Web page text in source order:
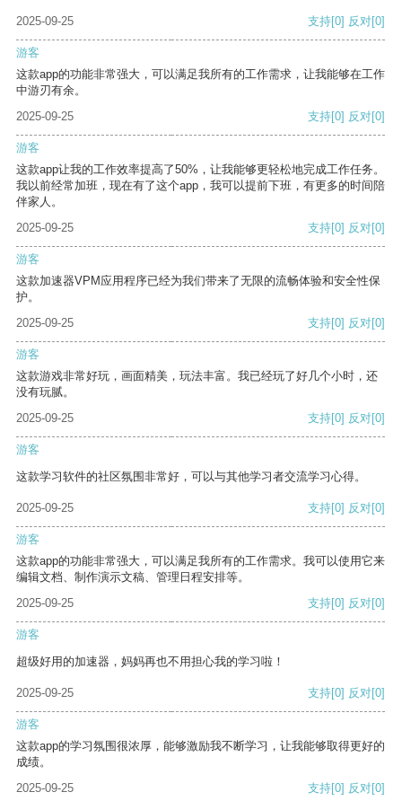
2025-09-25 支持[0] 反对[0]
游客
这款app的功能非常强大，可以满足我所有的工作需求，让我能够在工作
中游刃有余。
2025-09-25
支持[0] 反对[0]
游客
这款app让我的工作效率提高了50%，让我能够更轻松地完成工作任务。
我以前经常加班，现在有了这个app，我可以提前下班，有更多的时间陪
伴家人。
2025-09-25
支持[0] 反对[0]
游客
这款加速器VPM应用程序已经为我们带来了无限的流畅体验和安全性保
护。
2025-09-25
支持[0] 反对[0]
游客
这款游戏非常好玩，画面精美，玩法丰富。我已经玩了好几个小时，还
没有玩腻。
2025-09-25
支持[0] 反对[0]
游客
这款学习软件的社区氛围非常好，可以与其他学习者交流学习心得。
2025-09-25 支持[0] 反对[0]
游客
这款app的功能非常强大，可以满足我所有的工作需求。我可以使用它来
编辑文档、制作演示文稿、管理日程安排等。
2025-09-25
支持[0] 反对[0]
游客
超级好用的加速器，妈妈再也不用担心我的学习啦！
2025-09-25 支持[0] 反对[0]
游客
这款app的学习氛围很浓厚，能够激励我不断学习，让我能够取得更好的
成绩。
2025-09-25
支持[0] 反对[0]